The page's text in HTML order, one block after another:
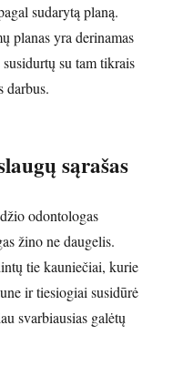
sudarytą planą.
planas yra derinamas
su tam tikrais
darbus.
sąrašas
odontologas
žino ne daugelis.
tie kauniečiai, kurie
ir tiesiogiai susidūrė
svarbiausias galėtų